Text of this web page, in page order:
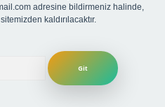
adresine bildirmeniz halinde,
kaldırılacaktır.